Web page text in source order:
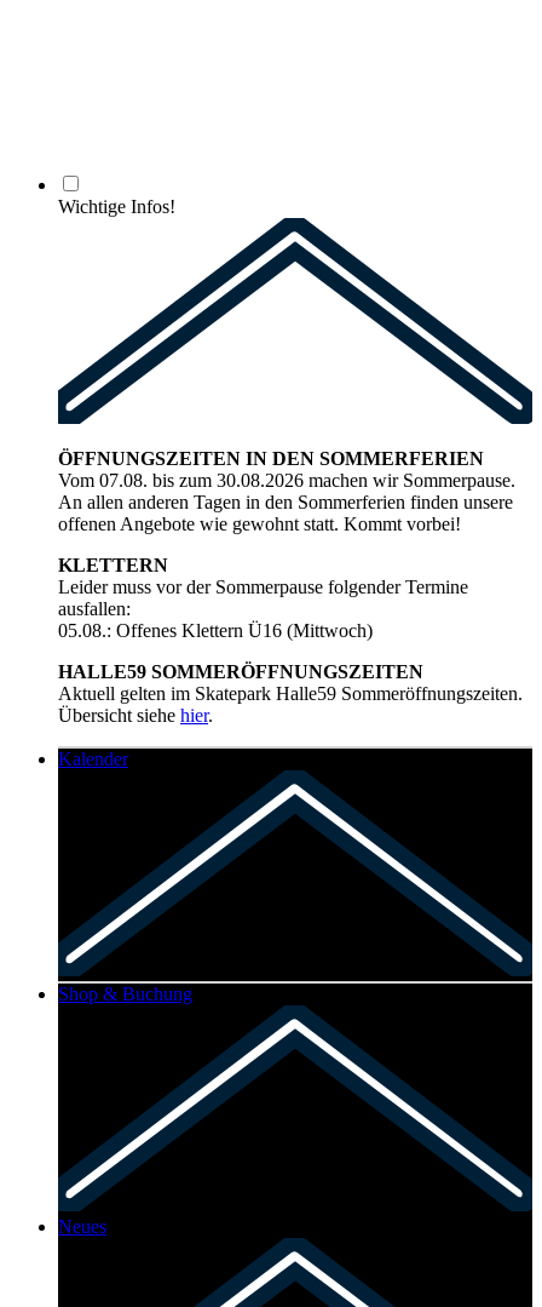
Wichtige Infos!
ÖFFNUNGSZEITEN IN DEN SOMMERFERIEN
Vom 07.08. bis zum 30.08.2026 machen wir Sommerpause.
An allen anderen Tagen in den Sommerferien finden unsere
offenen Angebote wie gewohnt statt. Kommt vorbei!
KLETTERN
Leider muss vor der Sommerpause folgender Termine
ausfallen:
05.08.: Offenes Klettern Ü16 (Mittwoch)
HALLE59 SOMMERÖFFNUNGSZEITEN
Aktuell gelten im Skatepark Halle59 Sommeröffnungszeiten.
Übersicht siehe hier.
Kalender
Shop & Buchung
Neues